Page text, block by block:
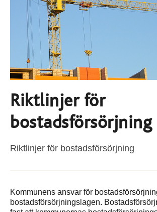
Riktlinjer för
bostadsförsörjning
Riktlinjer för bostadsförsörjning
Kommunens ansvar för
bostadsförsörjningslagen.